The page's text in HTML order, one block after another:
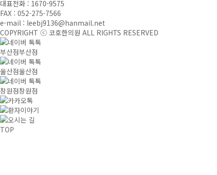
대표전화 : 1670-9575
FAX : 052-275-7566
e-mail : leebj9136@hanmail.net
COPYRIGHT ⓒ 코호한의원 ALL RIGHTS RESERVED
네이버 톡톡
부산점부산점
네이버 톡톡
울산점울산점
네이버 톡톡
창원점창원점
카카오톡
환자이야기
오시는 길
TOP